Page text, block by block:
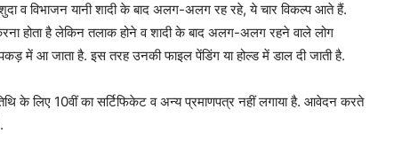
व विभाजन यानी शादी के बाद अलग-अलग रह रहे, ये चार विकल्प आते हैं.
होता है लेकिन तलाक होने व शादी के बाद अलग-अलग रहने वाले लोग
में आ जाता है. इस तरह उनकी फाइल पेंडिंग या होल्‍ड में डाल दी जाती है.
10वीं का सर्टिफिकेट व अन्य प्रमाणपत्र नहीं लगाया है. आवेदन करते